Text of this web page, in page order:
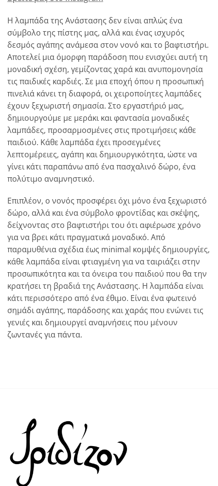
Η λαμπάδα της Ανάστασης δεν είναι απλώς ένα
σύμβολο της πίστης μας, αλλά και ένας ισχυρός
δεσμός αγάπης ανάμεσα στον νονό και το βαφτιστήρι.
Αποτελεί μια όμορφη παράδοση που ενισχύει αυτή τη
μοναδική σχέση, γεμίζοντας χαρά και ανυπομονησία
τις παιδικές καρδιές. Σε μια εποχή όπου η προσωπική
πινελιά κάνει τη διαφορά, οι χειροποίητες λαμπάδες
έχουν ξεχωριστή σημασία. Στο εργαστήριό μας,
δημιουργούμε με μεράκι και φαντασία μοναδικές
λαμπάδες, προσαρμοσμένες στις προτιμήσεις κάθε
παιδιού. Κάθε λαμπάδα έχει προσεγμένες
λεπτομέρειες, αγάπη και δημιουργικότητα, ώστε να
γίνει κάτι παραπάνω από ένα πασχαλινό δώρο, ένα
πολύτιμο αναμνηστικό.
Επιπλέον, ο νονός προσφέρει όχι μόνο ένα ξεχωριστό
δώρο, αλλά και ένα σύμβολο φροντίδας και σκέψης,
δείχνοντας στο βαφτιστήρι του ότι αφιέρωσε χρόνο
για να βρει κάτι πραγματικά μοναδικό. Από
παραμυθένια σχέδια έως minimal κομψές δημιουργίες,
κάθε λαμπάδα είναι φτιαγμένη για να ταιριάζει στην
προσωπικότητα και τα όνειρα του παιδιού που θα την
κρατήσει τη βραδιά της Ανάστασης. Η λαμπάδα είναι
κάτι περισσότερο από ένα έθιμο. Είναι ένα φωτεινό
σημάδι αγάπης, παράδοσης και χαράς που ενώνει τις
γενιές και δημιουργεί αναμνήσεις που μένουν
ζωντανές για πάντα.